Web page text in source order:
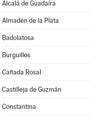
Alcalá de Guadaíra
Almadén de la Plata
Badolatosa
Burguillos
Cañada Rosal
Castilleja de Guzmán
Constantina